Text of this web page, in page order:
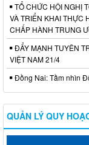
TỔ CHỨC HỘI NGHỊ
VÀ TRIỂN KHAI THỰC
CHẤP HÀNH TRUNG
ĐẨY MẠNH TUYÊN
VIỆT NAM 21/4
Đồng Nai: Tầm nhìn
QUẢN LÝ QUY